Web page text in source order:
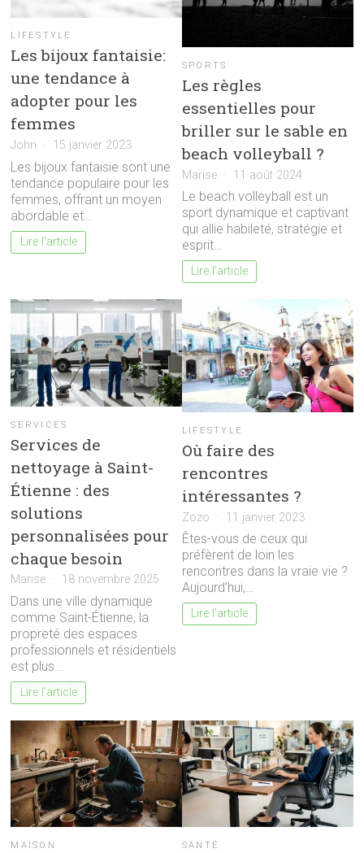
LIFESTYLE
Les bijoux fantaisie:
une tendance à
adopter pour les
femmes
John 15 janvier 2023
Les bijoux fantaisie sont une
tendance populaire pour les
femmes, offrant un moyen
abordable et…
Lire l'article
SPORTS
Les règles
essentielles pour
briller sur le sable en
beach volleyball ?
Marise 11 août 2024
Le beach volleyball est un
sport dynamique et captivant
qui allie habileté, stratégie et
esprit…
Lire l'article
SERVICES
Services de
nettoyage à Saint-
Étienne : des
solutions
personnalisées pour
chaque besoin
Marise 18 novembre 2025
Dans une ville dynamique
comme Saint-Étienne, la
propreté des espaces
professionnels et résidentiels
est plus…
Lire l'article
LIFESTYLE
Où faire des
rencontres
intéressantes ?
Zozo 11 janvier 2023
Êtes-vous de ceux qui
préfèrent de loin les
rencontres dans la vraie vie ?
Aujourd’hui,…
Lire l'article
MAISON SANTÉ